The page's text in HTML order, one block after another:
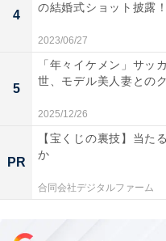
4
の結婚式ショット披露
2023/06/27
5
「年々イケメン」サッ
世、モデル美人妻との
2025/12/26
PR
【宝くじの裏技】当た
か
合同会社デジタルファーム